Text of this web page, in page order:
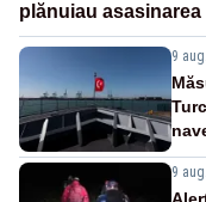
plănuiau
9
9